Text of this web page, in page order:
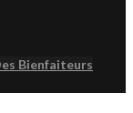
Bienfaiteurs